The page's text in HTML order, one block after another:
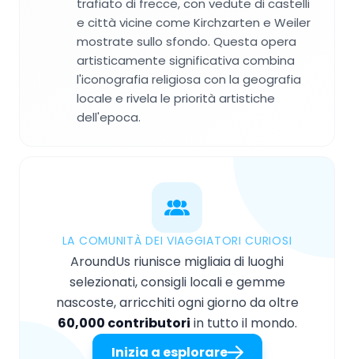
trafiato di frecce, con vedute di castelli
e città vicine come Kirchzarten e Weiler
mostrate sullo sfondo. Questa opera
artisticamente significativa combina
l'iconografia religiosa con la geografia
locale e rivela le priorità artistiche
dell'epoca.
LA COMUNITÀ DEI VIAGGIATORI CURIOSI
AroundUs riunisce migliaia di luoghi
selezionati, consigli locali e gemme
nascoste, arricchiti ogni giorno da oltre
60,000 contributori in tutto il mondo.
Inizia a esplorare